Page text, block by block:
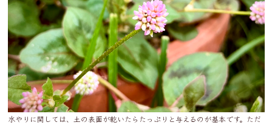
水やりに関しては、土の表面が乾いたらたっぷりと与えるのが基本です。ただ